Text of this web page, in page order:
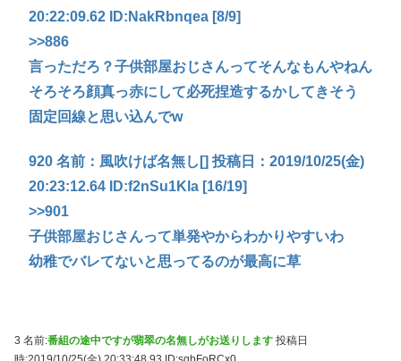
20:22:09.62 ID:NakRbnqea [8/9]
>>886
言っただろ？子供部屋おじさんってそんなもんやねん
そろそろ顔真っ赤にして必死捏造するかしてきそう
固定回線と思い込んでw
920 名前：風吹けば名無し[] 投稿日：2019/10/25(金)
20:23:12.64 ID:f2nSu1Kla [16/19]
>>901
子供部屋おじさんって単発やからわかりやすいわ
幼稚でバレてないと思ってるのが最高に草
3 名前:番組の途中ですが翡翠の名無しがお送りします 投稿日